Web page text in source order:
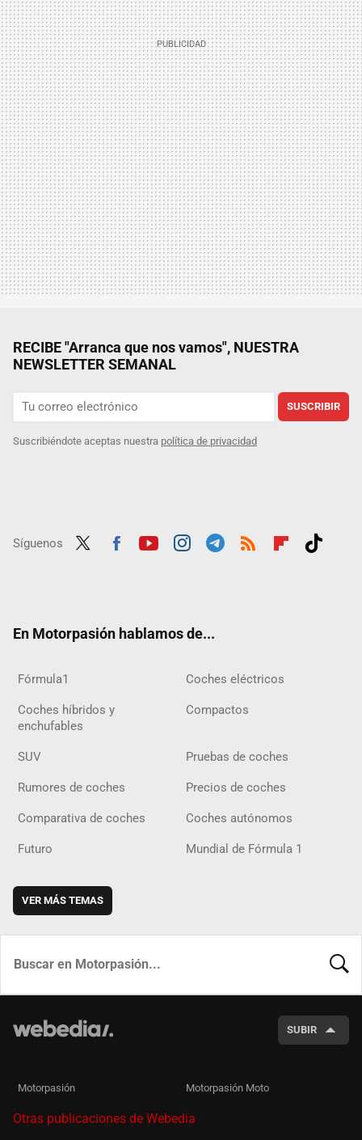
RECIBE "Arranca que nos vamos", NUESTRA
NEWSLETTER SEMANAL
SUSCRIBIR
Suscribiéndote aceptas nuestra política de privacidad
Síguenos
En Motorpasión hablamos de...
Fórmula1 Coches eléctricos
Coches híbridos y
enchufables
Compactos
SUV Pruebas de coches
Rumores de coches Precios de coches
Comparativa de coches Coches autónomos
Futuro Mundial de Fórmula 1
VER MÁS TEMAS
SUBIR
Motorpasión Motorpasión Moto
Otras publicaciones de Webedia